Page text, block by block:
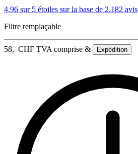
4,96 sur 5 étoiles sur la base de 2.182 avis
Filtre remplaçable
58,–CHF TVA comprise & Expédition